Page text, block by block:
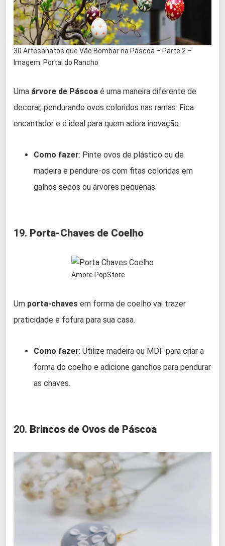
30 Artesanatos que Vão Bombar na Páscoa – Parte 2 –
Imagem: Portal do Rancho
Uma árvore de Páscoa é uma maneira diferente de
decorar, pendurando ovos coloridos nas ramas. Fica
encantador e é ideal para quem adora inovação.
Como fazer: Pinte ovos de plástico ou de
madeira e pendure-os com fitas coloridas em
galhos secos ou árvores pequenas.
19. Porta-Chaves de Coelho
Amore PopStore
Um porta-chaves em forma de coelho vai trazer
praticidade e fofura para sua casa.
Como fazer: Utilize madeira ou MDF para criar a
forma do coelho e adicione ganchos para pendurar
as chaves.
20. Brincos de Ovos de Páscoa